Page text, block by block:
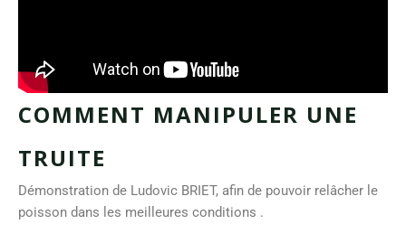
COMMENT MANIPULER UNE
TRUITE
Démonstration de Ludovic BRIET, afin de pouvoir relâcher le
poisson dans les meilleures conditions .